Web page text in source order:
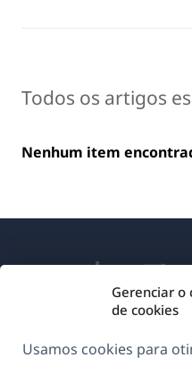
Gerenciar
de cookies
Usamos cookies para
Todos os artigos
Nenhum item